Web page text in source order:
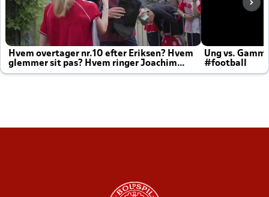
Hvem overtager nr.10 efter Eriksen? Hvem
glemmer sit pas? Hvem ringer Joachim
altid til efter kampe?
Ung vs.
#football